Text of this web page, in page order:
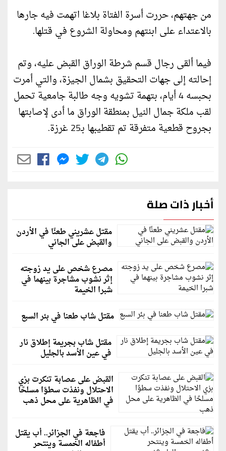
من جهتهم، حررت أسرة الفتاة بلاغا اتهمت فيه جارها
بالاعتداء على ابنتهم ومحاولة الشروع في قتلها.
فيما ألقى رجال قسم شرطة الوراق القبض عليه، وتم
إحالته إلى جهات التحقيق بشمال الجيزة، والتي أمرت
بحبسه 4 أيام، بتهمة تشويه وجه طالبة جامعية تحمل
لقب ملكة جمال النيل بمنطقة الوراق ما أدى لإصابتها
بجروح قطعية متفرقة تم تقطيبها بـ25 غرزة.
أخبار ذات صلة
مقتل عشريني طعنًا في الأردن
والقبض على الجاني
مصرع شخص على يد زوجته
إثر نشوب مشاجرة بينهما في
شبرا الخيمة
مقتل شاب طعنا في بئر السبع
مقتل شاب بجريمة إطلاق نار
في عين الأسد بالجليل
القبض على عصابة تنكرت بزي
الاحتلال ونفذت سطوًا مسلحًا
في الظاهرية على محل ذهب
فاجعة في الجزائر.. أب يقتل
أطفاله الخمسة وينتحر